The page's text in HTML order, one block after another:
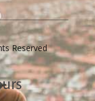
Reserved